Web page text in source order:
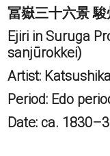
冨嶽三十六景
Ejiri in Suruga
sanjūrokkei)
Artist:
Period: Edo
Date: ca.